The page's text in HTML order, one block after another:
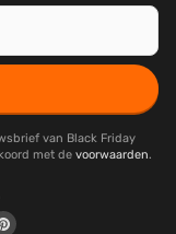
van Black Friday
met de voorwaarden.